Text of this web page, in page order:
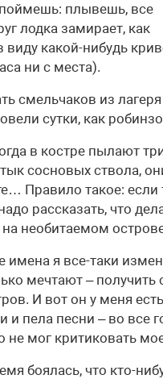
плывешь, все
лодка замирает, как
виду какой-нибудь
ни с места).
смельчаков из
сутки, как
в костре пылают
сосновых ствола,
Правило такое: если
рассказать, что
необитаемом
я все-таки
мечтают – получить
И вот он у меня
и пела песни – во все
не мог критиковать
боялась, что кто-